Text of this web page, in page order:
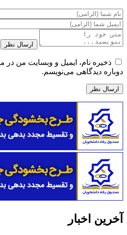
ارسال نظر
ذخیره نام، ایمیل و وبسایت من در
دوباره دیدگاهی می‌نویسم.
آخرین اخبار